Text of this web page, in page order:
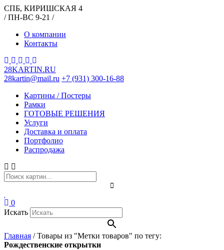
СПБ, КИРИШСКАЯ 4
/ ПН-ВС 9-21 /
О компании
Контакты
28KARTIN.RU
28kartin@mail.ru +7 (931) 300-16-88
Картины / Постеры
Рамки
ГОТОВЫЕ РЕШЕНИЯ
Услуги
Доставка и оплата
Портфолио
Распродажа
0
Искать
Главная /Товары из "Метки товаров" по тегу:
Рождественские открытки